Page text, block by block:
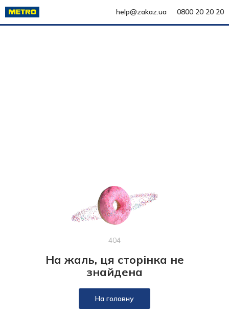
help@zakaz.ua 0800 20 20 20
404
На жаль, ця сторінка не
знайдена
На головну